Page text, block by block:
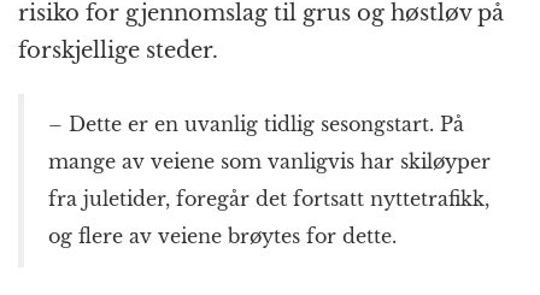
risiko for gjennomslag til grus og høstløv på
forskjellige steder.
– Dette er en uvanlig tidlig sesongstart. På
mange av veiene som vanligvis har skiløyper
fra juletider, foregår det fortsatt nyttetrafikk,
og flere av veiene brøytes for dette.